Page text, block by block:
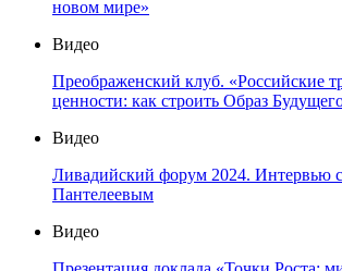
новом мире»
Видео
Преображенский клуб. «Российские
ценности: как строить Образ
Видео
Ливадийский форум 2024. Интервью
Пантелеевым
Видео